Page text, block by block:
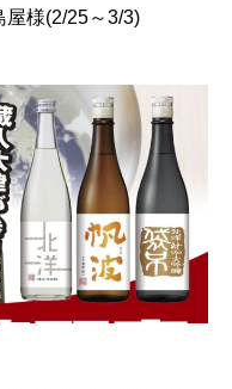
屋様(2/25～3/3)